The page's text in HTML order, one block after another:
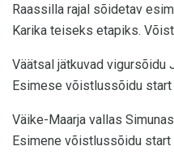
Raassilla rajal sõidetav
Karika teiseks etapiks.
Väätsal jätkuvad vigursõidu
Esimese võistlussõidu start
Väike-Maarja vallas
Esimene võistlussõidu start